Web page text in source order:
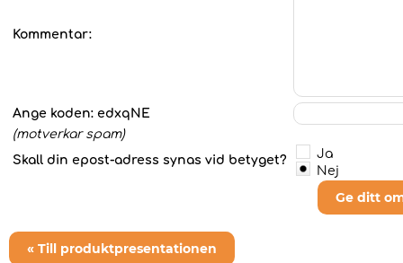
Kommentar:
Ange koden: edxqNE
(motverkar spam)
Skall din epost-adress synas vid betyget?
Ja
Nej
Ge ditt
« Till produktpresentationen